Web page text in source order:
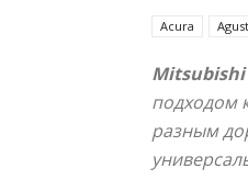
Acura
Mitsubishi
подходом
разным